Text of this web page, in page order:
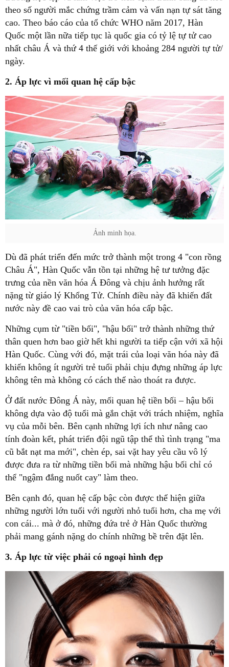
theo số người mắc chứng trầm cảm và vấn nạn tự sát tăng
cao. Theo báo cáo của tổ chức WHO năm 2017, Hàn
Quốc một lần nữa tiếp tục là quốc gia có tỷ lệ tự tử cao
nhất châu Á và thứ 4 thế giới với khoảng 284 người tự tử/
ngày.
2. Áp lực vì mối quan hệ cấp bậc
Ảnh minh họa.
Dù đã phát triển đến mức trở thành một trong 4 "con rồng
Châu Á", Hàn Quốc vẫn tồn tại những hệ tư tưởng đặc
trưng của nền văn hóa Á Đông và chịu ảnh hưởng rất
nặng từ giáo lý Khổng Tử. Chính điều này đã khiến đất
nước này đề cao vai trò của văn hóa cấp bậc.
Những cụm từ "tiền bối", "hậu bối" trở thành những thứ
thân quen hơn bao giờ hết khi người ta tiếp cận với xã hội
Hàn Quốc. Cùng với đó, mặt trái của loại văn hóa này đã
khiến không ít người trẻ tuổi phải chịu đựng những áp lực
không tên mà không có cách thể nào thoát ra được.
Ở đất nước Đông Á này, mối quan hệ tiền bối – hậu bối
không dựa vào độ tuổi mà gắn chặt với trách nhiệm, nghĩa
vụ của mỗi bên. Bên cạnh những lợi ích như nâng cao
tính đoàn kết, phát triển đội ngũ tập thể thì tình trạng "ma
cũ bắt nạt ma mới", chèn ép, sai vặt hay yêu cầu vô lý
được đưa ra từ những tiền bối mà những hậu bối chỉ có
thể "ngậm đắng nuốt cay" làm theo.
Bên cạnh đó, quan hệ cấp bậc còn được thể hiện giữa
những người lớn tuổi với người nhỏ tuổi hơn, cha mẹ với
con cái... mà ở đó, những đứa trẻ ở Hàn Quốc thường
phải mang gánh nặng do chính những bề trên đặt lên.
3. Áp lực từ việc phải có ngoại hình đẹp